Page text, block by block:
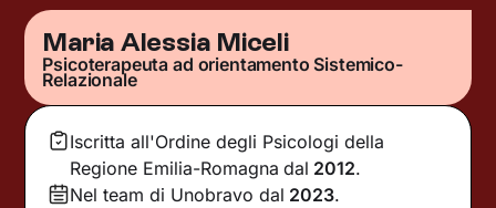
Maria Alessia Miceli
Psicoterapeuta ad orientamento Sistemico-
Relazionale
Iscritta all'Ordine degli Psicologi della
Regione Emilia-Romagna dal 2012.
Nel team di Unobravo dal 2023.